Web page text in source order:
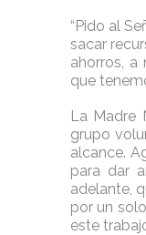
“Pido al
sacar
ahorros, a
que
La Madre
grupo
alcance.
para dar
adelante,
por un
este